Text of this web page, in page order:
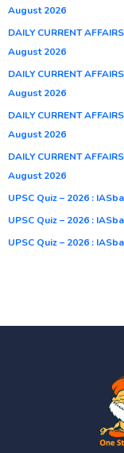
August 2026
DAILY CURRENT
August 2026
DAILY CURRENT
August 2026
DAILY CURRENT
August 2026
DAILY CURRENT
August 2026
UPSC Quiz – 2026 :
UPSC Quiz – 2026 :
UPSC Quiz – 2026 :